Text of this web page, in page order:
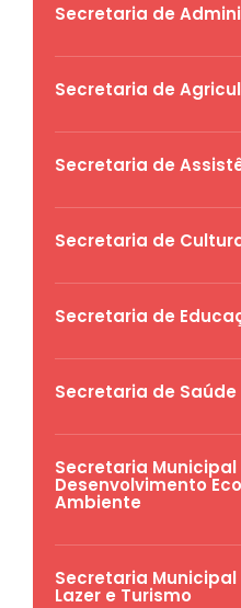
Secretaria de
Secretaria de
Secretaria de
Secretaria de
Secretaria de
Secretaria de Saúde
Secretaria
Desenvolvimento
Ambiente
Secretaria
Lazer e Turismo